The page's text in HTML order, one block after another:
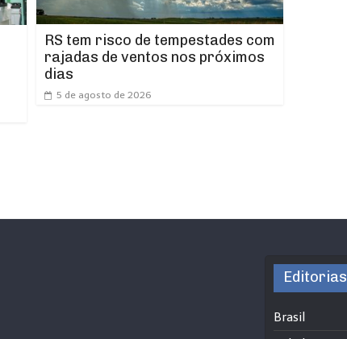
RS tem risco de tempestades com
rajadas de ventos nos próximos
dias
5 de agosto de 2026
Editorias
Brasil